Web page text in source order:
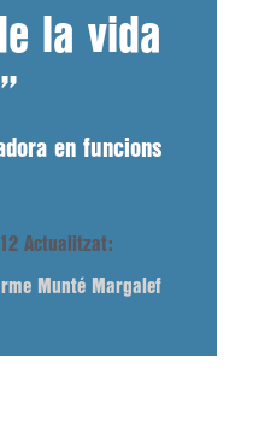
la vida
en funcions
Actualitzat:
Munté Margalef